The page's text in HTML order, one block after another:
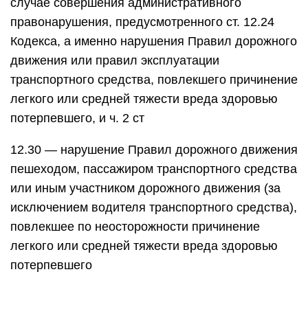
случае совершения административного
правонарушения, предусмотренного ст. 12.24
Кодекса, а именно нарушения Правил дорожного
движения или правил эксплуатации
транспортного средства, повлекшего причинение
легкого или средней тяжести вреда здоровью
потерпевшего, и ч. 2 ст
12.30 — нарушение Правил дорожного движения
пешеходом, пассажиром транспортного средства
или иным участником дорожного движения (за
исключением водителя транспортного средства),
повлекшее по неосторожности причинение
легкого или средней тяжести вреда здоровью
потерпевшего